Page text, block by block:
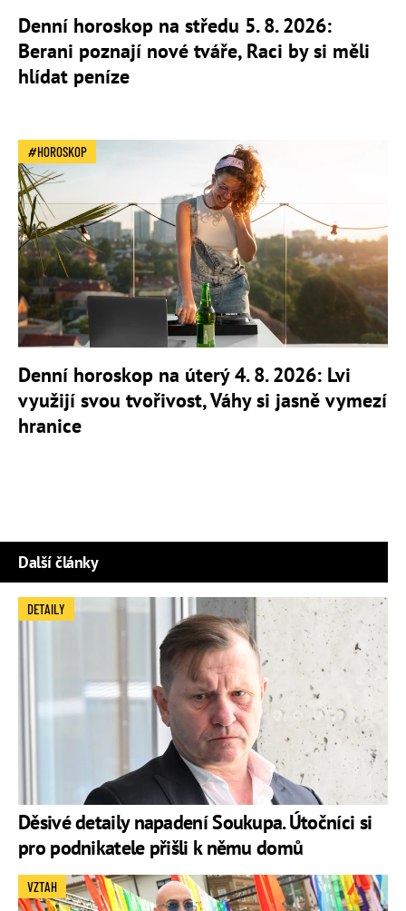
Denní horoskop na středu 5. 8. 2026:
Berani poznají nové tváře, Raci by si měli
hlídat peníze
HOROSKOP
Denní horoskop na úterý 4. 8. 2026: Lvi
využijí svou tvořivost, Váhy si jasně vymezí
hranice
Další články
Děsivé detaily napadení Soukupa. Útočníci si
pro podnikatele přišli k němu domů
DETAILY
VZTAH